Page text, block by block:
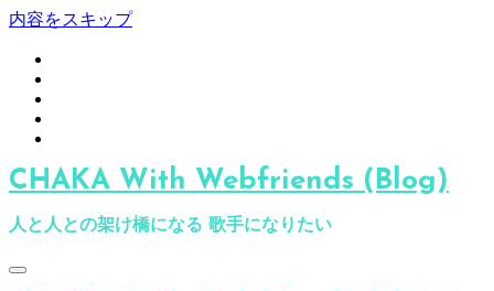
内容をスキップ
CHAKA With Webfriends (Blog)
人と人との架け橋になる 歌手になりたい